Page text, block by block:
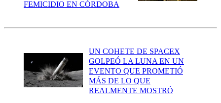
FEMICIDIO EN CÓRDOBA
UN COHETE DE SPACEX
GOLPEÓ LA LUNA EN UN
EVENTO QUE PROMETIÓ
MÁS DE LO QUE
REALMENTE MOSTRÓ